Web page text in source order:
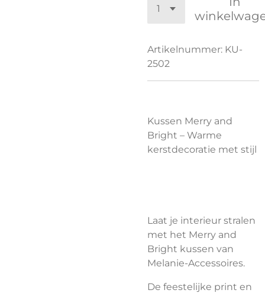
Artikelnummer: KU-
2502
Kussen Merry and
Bright – Warme
kerstdecoratie met stijl
Laat je interieur stralen
met het Merry and
Bright kussen van
Melanie-Accessoires.
De feestelijke print en